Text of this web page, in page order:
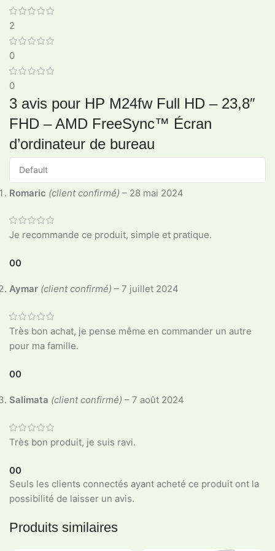
2
0
0
3 avis pour HP M24fw Full HD – 23,8″
FHD – AMD FreeSync™ Écran
d’ordinateur de bureau
Romaric (client confirmé) – 28 mai 2024
Je recommande ce produit, simple et pratique.
00
Aymar (client confirmé) – 7 juillet 2024
Très bon achat, je pense même en commander un autre
pour ma famille.
00
Salimata (client confirmé) – 7 août 2024
Très bon produit, je suis ravi.
00
Seuls les clients connectés ayant acheté ce produit ont la
possibilité de laisser un avis.
Produits similaires